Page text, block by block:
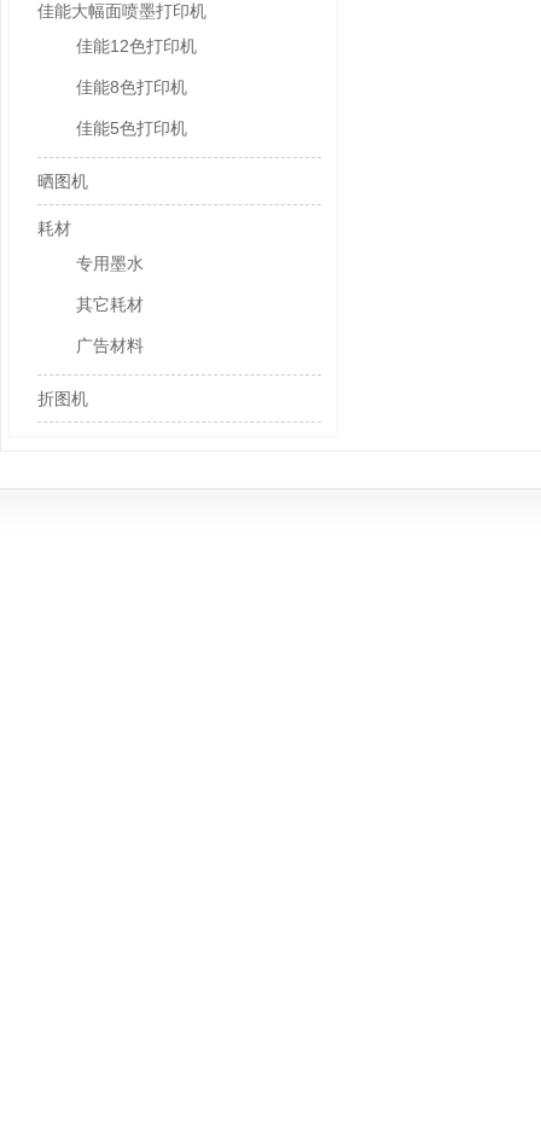
佳能大幅面喷墨打印机
佳能12色打印机
佳能8色打印机
佳能5色打印机
晒图机
耗材
专用墨水
其它耗材
广告材料
折图机